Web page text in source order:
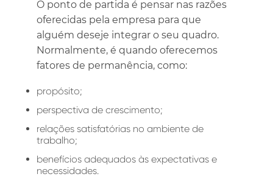
O ponto de partida é pensar nas razões
oferecidas pela empresa para que
alguém deseje integrar o seu quadro.
Normalmente, é quando oferecemos
fatores de permanência, como:
propósito;
perspectiva de crescimento;
relações satisfatórias no ambiente de
trabalho;
benefícios adequados às expectativas e
necessidades.